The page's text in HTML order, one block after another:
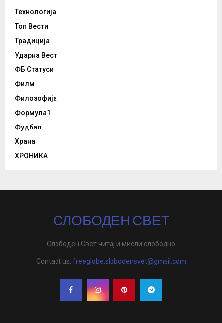
Технологија
Топ Вести
Традиција
Ударна Вест
ФБ Статуси
Филм
Филозофија
Формула1
Фудбал
Храна
ХРОНИКА
СЛОБОДЕН СВЕТ
Слободен Свет читај и мисли слободно
Contact us: freeglobe.slobodensvet@gmail.com